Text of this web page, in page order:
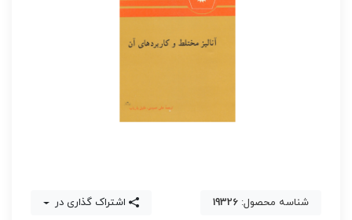
شناسه محصول: 19326 اشتراک گذاری در